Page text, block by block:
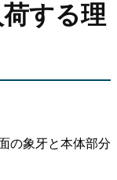
する理
の象牙と本体部分